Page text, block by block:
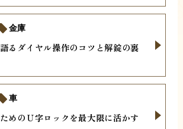
るダイヤル操作のコツと解錠の裏
金庫
めのＵ字ロックを最大限に活かす
車